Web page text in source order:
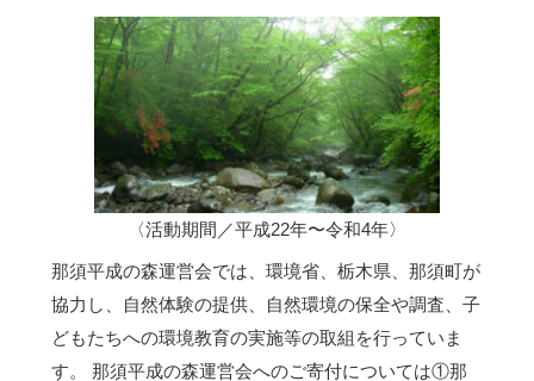
〈活動期間／平成22年〜令和4年〉
那須平成の森運営会では、環境省、栃木県、那須町が
協力し、自然体験の提供、自然環境の保全や調査、子
どもたちへの環境教育の実施等の取組を行っていま
す。 那須平成の森運営会へのご寄付については①那